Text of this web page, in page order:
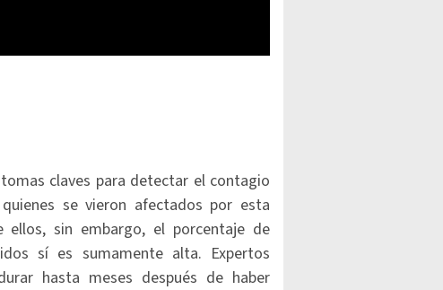
claves para detectar el contagio
se vieron afectados por esta
ellos, sin embargo, el porcentaje de
sí es sumamente alta. Expertos
hasta meses después de haber